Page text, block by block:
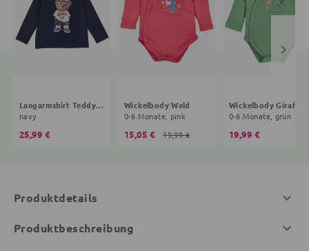
Langarmshirt Teddybär
navy
25,99 €
Wickelbody Wald
0-6 Monate, pink
15,05 € 19,99 €
Wickelbody Giraffe
0-6 Monate, grün
19,99 €
Produktdetails
Produktbeschreibung